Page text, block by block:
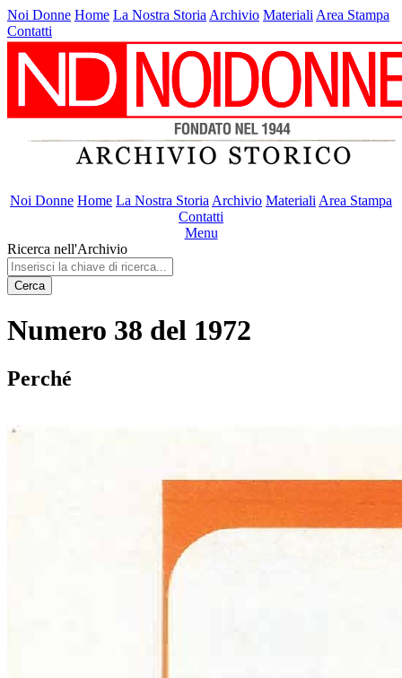
Noi Donne Home La Nostra Storia Archivio Materiali Area Stampa
Contatti
Noi Donne Home La Nostra Storia Archivio Materiali Area Stampa
Contatti
Menu
Ricerca nell'Archivio
Cerca
Numero 38 del 1972
Perché